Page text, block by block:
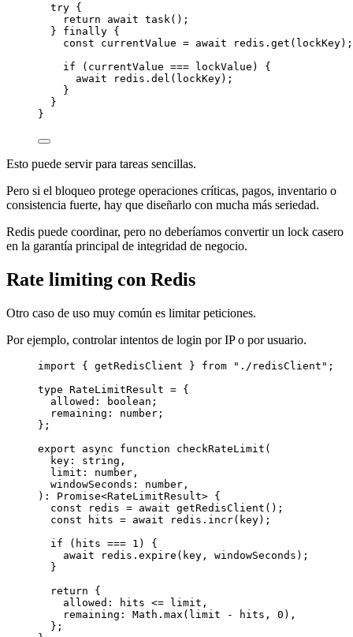
try {
return
await task ();
} finally {
const
currentValue = await redis. get (lockKey);
if (currentValue === lockValue) {
await redis. del (lockKey);
}
}
}
Esto puede servir para tareas sencillas.
Pero si el bloqueo protege operaciones críticas, pagos, inventario o
consistencia fuerte, hay que diseñarlo con mucha más seriedad.
Redis puede coordinar, pero no deberíamos convertir un lock casero
en la garantía principal de integridad de negocio.
Rate limiting con Redis
Otro caso de uso muy común es limitar peticiones.
Por ejemplo, controlar intentos de login por IP o por usuario.
import { getRedisClient } from "./redisClient" ;
type RateLimitResult = {
allowed : boolean ;
remaining : number ;
};
export
async function checkRateLimit (
key : string ,
limit : number ,
windowSeconds : number ,
) : Promise<RateLimitResult> {
const
redis = await getRedisClient ();
const
hits = await redis. incr(key);
if (hits === 1 ) {
await redis. expire (key, windowSeconds);
}
return {
allowed: hits <= limit,
remaining: Math. max (limit - hits, 0 ),
};